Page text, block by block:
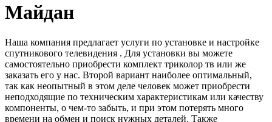
Майдан
Наша компания предлагает услуги по установке и настройке
спутникового телевидения . Для установки вы можете
самостоятельно приобрести комплект триколор тв или же
заказать его у нас. Второй вариант наиболее оптимальный,
так как неопытный в этом деле человек может приобрести
неподходящие по техническим характеристикам или качеству
компоненты, о чем-то забыть, и при этом потерять много
времени на обмен и поиск нужных деталей. Также